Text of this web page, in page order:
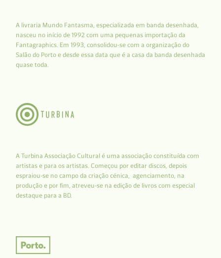
A livraria Mundo Fantasma, especializada em banda desenhada,
nasceu no início de 1992 com uma pequenas importação da
Fantagraphics. Em 1993, consolidou-se com a organização do
Salão do Porto e desde essa data que é a casa da banda desenhada
quase toda.
A Turbina Associação Cultural é uma associação constituída com
artistas e para os artistas. Começou por editar discos, depois
espraiou-se no campo da criação cénica, agenciamento, na
produção e por fim, atreveu-se na edição de livros com especial
destaque para a BD.